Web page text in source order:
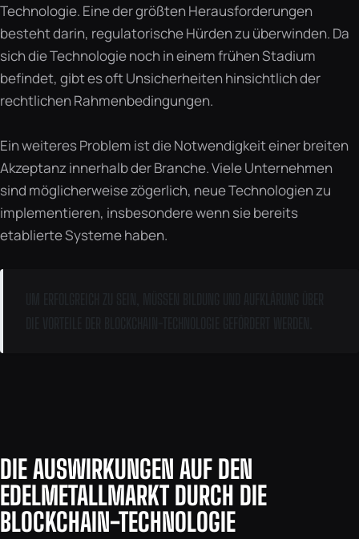
Technologie. Eine der größten Herausforderungen
besteht darin, regulatorische Hürden zu überwinden. Da
sich die Technologie noch in einem frühen Stadium
befindet, gibt es oft Unsicherheiten hinsichtlich der
rechtlichen Rahmenbedingungen.
Ein weiteres Problem ist die Notwendigkeit einer breiten
Akzeptanz innerhalb der Branche. Viele Unternehmen
sind möglicherweise zögerlich, neue Technologien zu
implementieren, insbesondere wenn sie bereits
etablierte Systeme haben.
DIE AUSWIRKUNGEN AUF DEN
EDELMETALLMARKT DURCH DIE
BLOCKCHAIN-TECHNOLOGIE